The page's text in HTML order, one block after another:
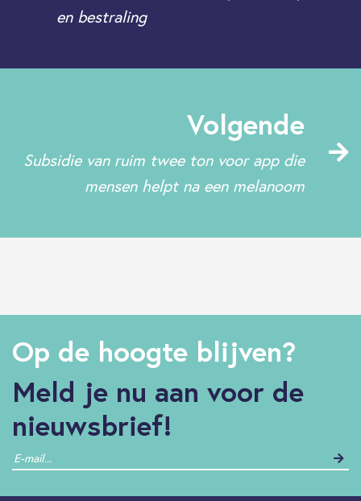
en bestraling
Volgende
Subsidie van ruim twee ton voor app die
mensen helpt na een melanoom
Op de hoogte blijven?
Meld je nu aan voor de
nieuwsbrief!